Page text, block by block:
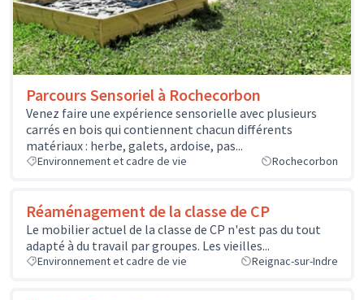
Parcours Sensoriel à Rochecorbon
Venez faire une expérience sensorielle avec plusieurs
carrés en bois qui contiennent chacun différents
matériaux : herbe, galets, ardoise, pas...
Environnement et cadre de vie Rochecorbon
Réaménagement de la classe de CP
Le mobilier actuel de la classe de CP n'est pas du tout
adapté à du travail par groupes. Les vieilles...
Environnement et cadre de vie Reignac-sur-Indre